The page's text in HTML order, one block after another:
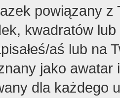
powiązany z
kwadratów
aś lub na
jako
dla każdego